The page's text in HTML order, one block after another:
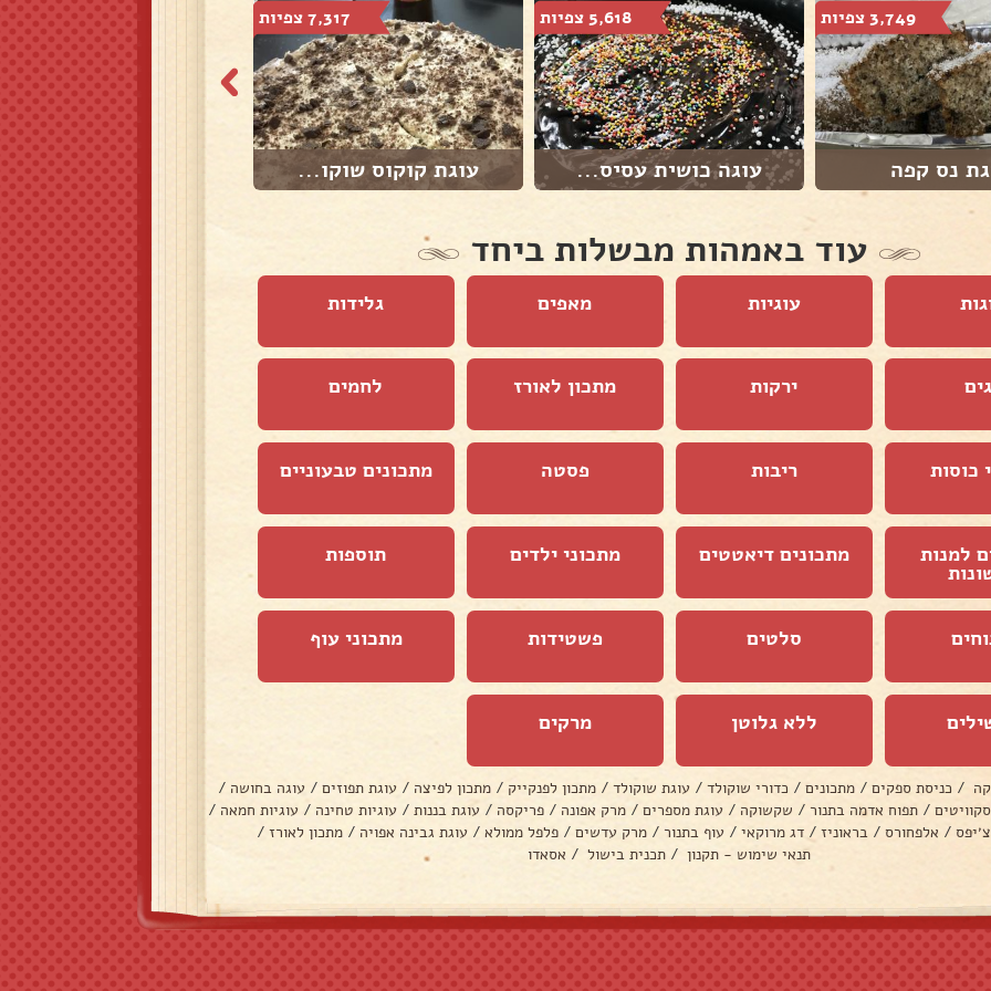
3,749 צפיות
נס קפה
5,618 צפיות
עוגה כושית עסיס...
7,317 צפיות
עוגת קוקוס שוקו...
עוד באמהות מבשלות ביחד
עוגיות מאפים גלידות
ירקות מתכון לאורז לחמים
כוסות ריבות פסטה מתכונים טבעוניים
למנות מתכונים דיאטטים מתכוני ילדים תוספות
סלטים פשטידות מתכוני עוף
ללא גלוטן מרקים
/ כניסת ספקים / מתכונים / כדורי שוקולד / עוגת שוקולד / מתכון לפנקייק / מתכון לפיצה / עוגת תפוזים / עוגה בחושה /
/ תפוח אדמה בתנור / שקשוקה / עוגת מספרים / מרק אפונה / פריקסה / עוגת בננות / עוגיות טחינה / עוגיות חמאה /
/ אלפחורס / בראוניז / דג מרוקאי / עוף בתנור / מרק עדשים / פלפל ממולא / עוגת גבינה אפויה / מתכון לאורז /
תנאי שימוש - תקנון / תכנית בישול / אסאדו